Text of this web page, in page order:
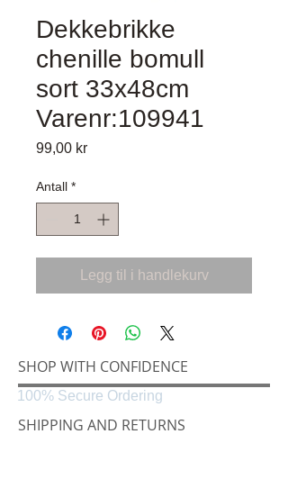
Dekkebrikke
chenille bomull
sort 33x48cm
Varenr:109941
99,00 krPris
Antall *
Legg til i handlekurv
SHOP WITH CONFIDENCE
SHIPPING AND RETURNS
100% Secure Ordering